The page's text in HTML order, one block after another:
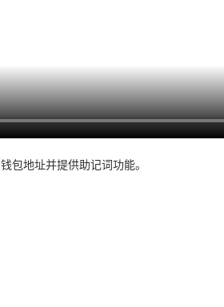
包地址并提供助记词功能。